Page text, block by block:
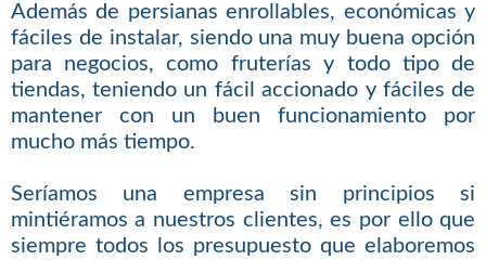
Además de persianas enrollables, económicas y
fáciles de instalar, siendo una muy buena opción
para negocios, como fruterías y todo tipo de
tiendas, teniendo un fácil accionado y fáciles de
mantener con un buen funcionamiento por
mucho más tiempo.
Seríamos una empresa sin principios si
mintiéramos a nuestros clientes, es por ello que
siempre todos los presupuesto que elaboremos